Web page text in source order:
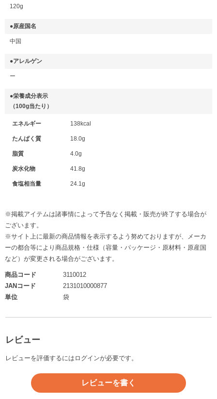
商品コード
3110012
JANコード
2131010000877
単位 袋
120g
●原産国名
中国
●アレルゲン
ー
●栄養成分表示
（100g当たり）
エネルギー 138kcal
たんぱく質 18.0g
脂質 4.0g
炭水化物 41.8g
食塩相当量 24.1g
※掲載アイテムは諸事情によって予告なく掲載・販売が終了する場合が
ございます。
※サイト上に最新の商品情報を表示するよう努めておりますが、メーカ
ーの都合等により商品規格・仕様（容量・パッケージ・原材料・原産国
など）が変更される場合がございます。
レビュー
レビューを評価するには ログインが必要です。
レビューを書く